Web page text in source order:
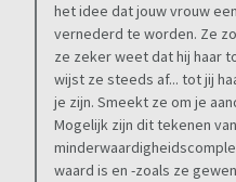
altijd gelukt? Nee. In die
goed behandeld en
te liggen om maar te
heb ik te vaak het gesprek
emotie teveel zaken tegen
geliefden kunt roepen en
geweest met mijn eigen
het idee dat jouw vrouw
vernederd te worden. Ze
ze zeker weet dat hij haar
wijst ze steeds af... tot jij
je zijn. Smeekt ze om je
Mogelijk zijn dit tekenen
waard is en -zoals ze